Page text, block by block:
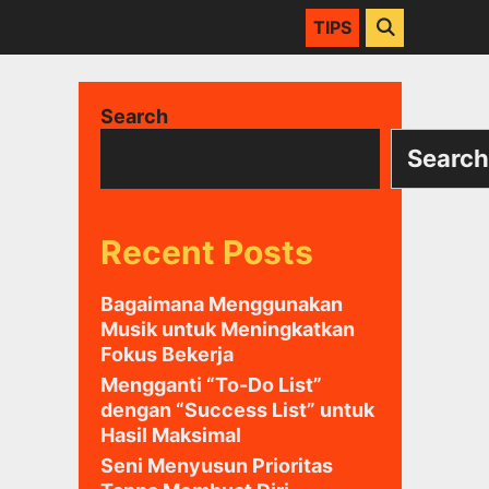
TIPS
Search
Search
Recent Posts
Bagaimana Menggunakan
Musik untuk Meningkatkan
Fokus Bekerja
Mengganti “To-Do List”
dengan “Success List” untuk
Hasil Maksimal
Seni Menyusun Prioritas